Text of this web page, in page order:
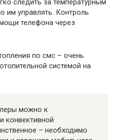
следить за температурным
управлять. Контроль
телефона через
по смс – очень
системой на
можно к
конвективной
– необходимо